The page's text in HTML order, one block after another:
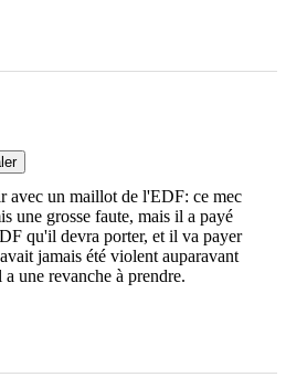
avec un maillot de l'EDF: ce mec
une grosse faute, mais il a payé
qu'il devra porter, et il va payer
jamais été violent auparavant
une revanche à prendre.